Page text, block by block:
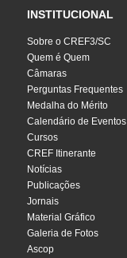
INSTITUCIONAL
Sobre o CREF3/SC
Quem é Quem
Câmaras
Perguntas Frequentes
Medalha do Mérito
Calendário de Eventos
Cursos
CREF Itinerante
Notícias
Publicações
Jornais
Material Gráfico
Galeria de Fotos
Ascop